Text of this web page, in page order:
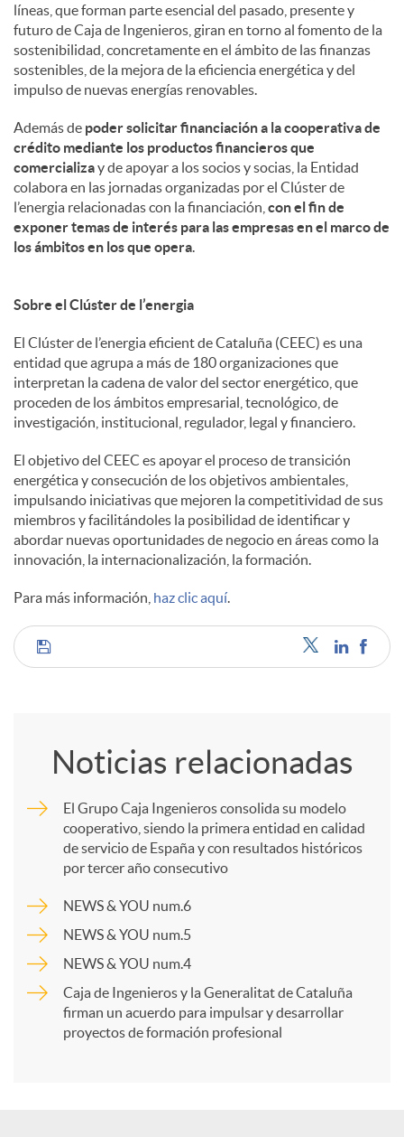
líneas, que forman parte esencial del pasado, presente y
futuro de Caja de Ingenieros, giran en torno al fomento de la
sostenibilidad, concretamente en el ámbito de las finanzas
sostenibles, de la mejora de la eficiencia energética y del
impulso de nuevas energías renovables.
Además de poder solicitar financiación a la cooperativa de
crédito mediante los productos financieros que
comercializay de apoyar a los socios y socias, la Entidad
colabora en las jornadas organizadas por el Clúster de
l’energia relacionadas con la financiación, con el fin de
exponer temas de interés para las empresas en el marco de
los ámbitos en los que opera.
Sobre el Clúster de l’energia
El Clúster de l’energia eficient de Cataluña (CEEC) es una
entidad que agrupa a más de 180 organizaciones que
interpretan la cadena de valor del sector energético, que
proceden de los ámbitos empresarial, tecnológico, de
investigación, institucional, regulador, legal y financiero.
El objetivo del CEEC es apoyar el proceso de transición
energética y consecución de los objetivos ambientales,
impulsando iniciativas que mejoren la competitividad de sus
miembros y facilitándoles la posibilidad de identificar y
abordar nuevas oportunidades de negocio en áreas como la
innovación, la internacionalización, la formación.
Para más información, haz clic aquí.
C
a
r
Noticias relacionadas
El Grupo Caja Ingenieros consolida su modelo
cooperativo, siendo la primera entidad en calidad
de servicio de España y con resultados históricos
por tercer año consecutivo
NEWS & YOU num.6
NEWS & YOU num.5
NEWS & YOU num.4
Caja de Ingenieros y la Generalitat de Cataluña
firman un acuerdo para impulsar y desarrollar
proyectos de formación profesional